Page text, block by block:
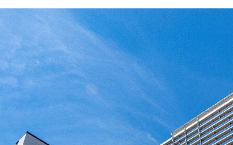
暑中特集 構造転換と事業戦
略／住協グループ／都心住み
替...
2026.08.05
東京グレードAオフィス／想
定賃料は4万3096円／「京...
2026.08.05
サステナレポート発行／19年
比で30％削減を達成／プロロ
ジス
2026.07.21
受験受け付けを開始／試験地
域３県追加で41地域に／賃
貸...行政・地域・団体 2026.08.05
代官山町の土地・建物を取得
／マンション敷地売却制度で
／...
2026.08.05
主な沿線駅別の新築・中古マ
ンション利回り－３５０－東
京...
2026.03.23
26年度／宅建士試験対策 Ｔ
ＡＣ紙面講習③／「宅建業
者...
2026.08.05
企画特集／クラファン累計調
達額１千億円超／「不特法３
号...
2026.08.03
米テキサス州で買い取りリノ
ベ再販／第１弾８月中旬販売
／...
2026.08.03
機構改革・人事／積水ハウス
2026.07.27